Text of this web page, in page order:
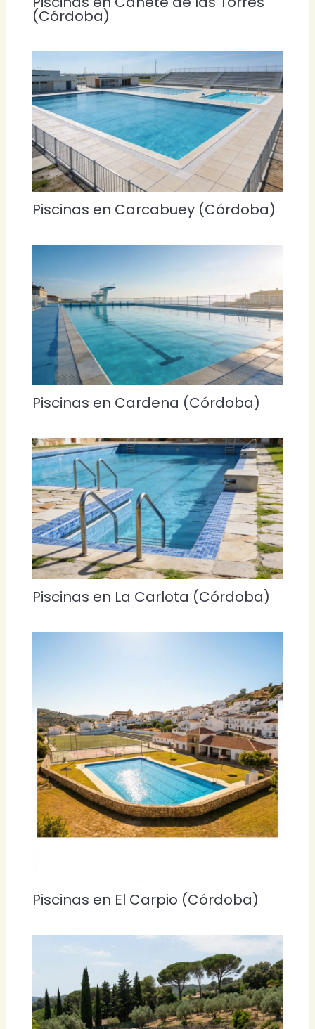
(Córdoba)
Piscinas en Carcabuey (Córdoba)
Piscinas en Cardena (Córdoba)
Piscinas en La Carlota (Córdoba)
Piscinas en El Carpio (Córdoba)